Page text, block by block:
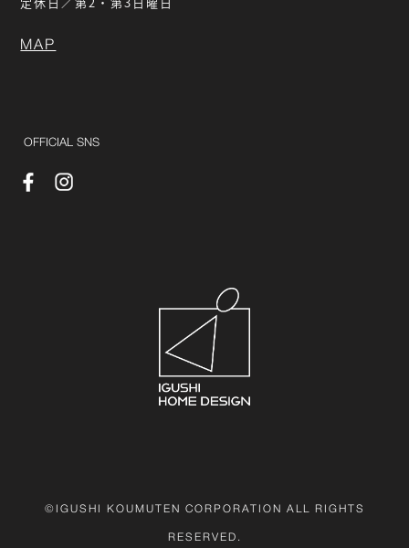
MAP
OFFICIAL SNS
©IGUSHI KOUMUTEN CORPORATION ALL RIGHTS
RESERVED.